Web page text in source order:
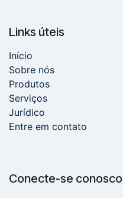
Links úteis
Início
Sobre nós
Produtos
Serviços
Jurídico
Entre em contato
Conecte-se conosco